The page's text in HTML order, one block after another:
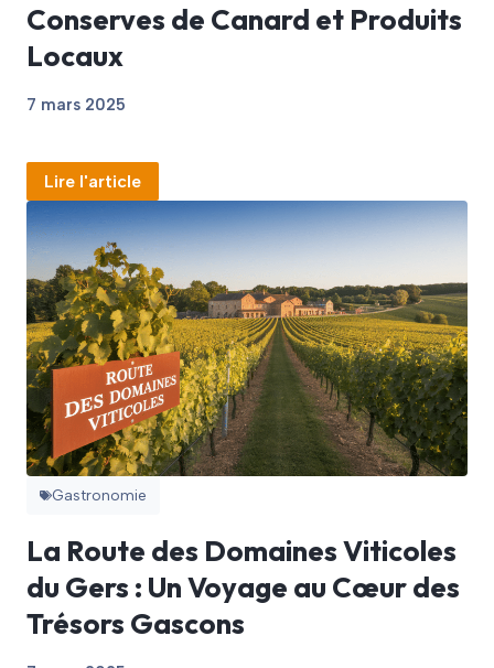
Conserves de Canard et Produits
Locaux
7 mars 2025
Lire l'article
Gastronomie
La Route des Domaines Viticoles
du Gers : Un Voyage au Cœur des
Trésors Gascons